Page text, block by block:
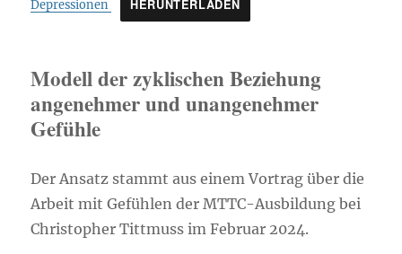
Depressionen HERUNTERLADEN
Modell der zyklischen Beziehung
angenehmer und unangenehmer
Gefühle
Der Ansatz stammt aus einem Vortrag über die
Arbeit mit Gefühlen der MTTC-Ausbildung bei
Christopher Tittmuss im Februar 2024.